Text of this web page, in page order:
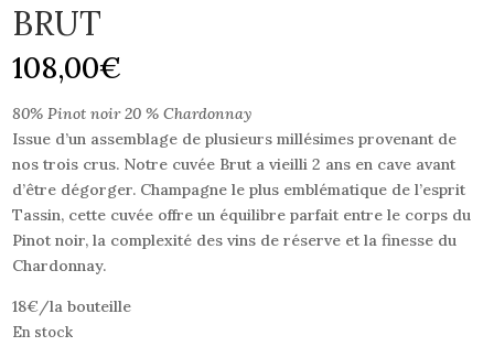
BRUT
108,00€
80% Pinot noir 20 % Chardonnay
Issue d’un assemblage de plusieurs millésimes provenant de
nos trois crus. Notre cuvée Brut a vieilli 2 ans en cave avant
d’être dégorger. Champagne le plus emblématique de l’esprit
Tassin, cette cuvée offre un équilibre parfait entre le corps du
Pinot noir, la complexité des vins de réserve et la finesse du
Chardonnay.
18€/la bouteille
En stock